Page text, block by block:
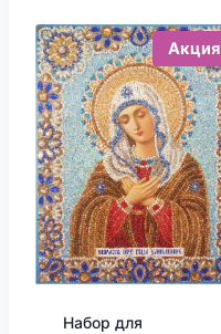
Акция
Набор для